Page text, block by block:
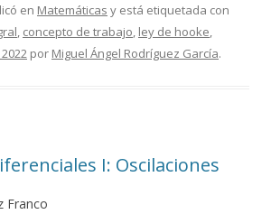
en Matemáticas y está etiquetada con
, concepto de trabajo, ley de hooke,
por Miguel Ángel Rodríguez García.
I: Oscilaciones
Franco